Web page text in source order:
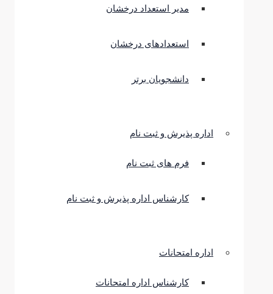
مدیر استعداد درخشان
استعدادهای درخشان
دانشجویان برتر
اداره پذیرش و ثبت نام
فرم های ثبت نام
کارشناس اداره پذیرش و ثبت نام
اداره امتحانات
کارشناس اداره امتحانات